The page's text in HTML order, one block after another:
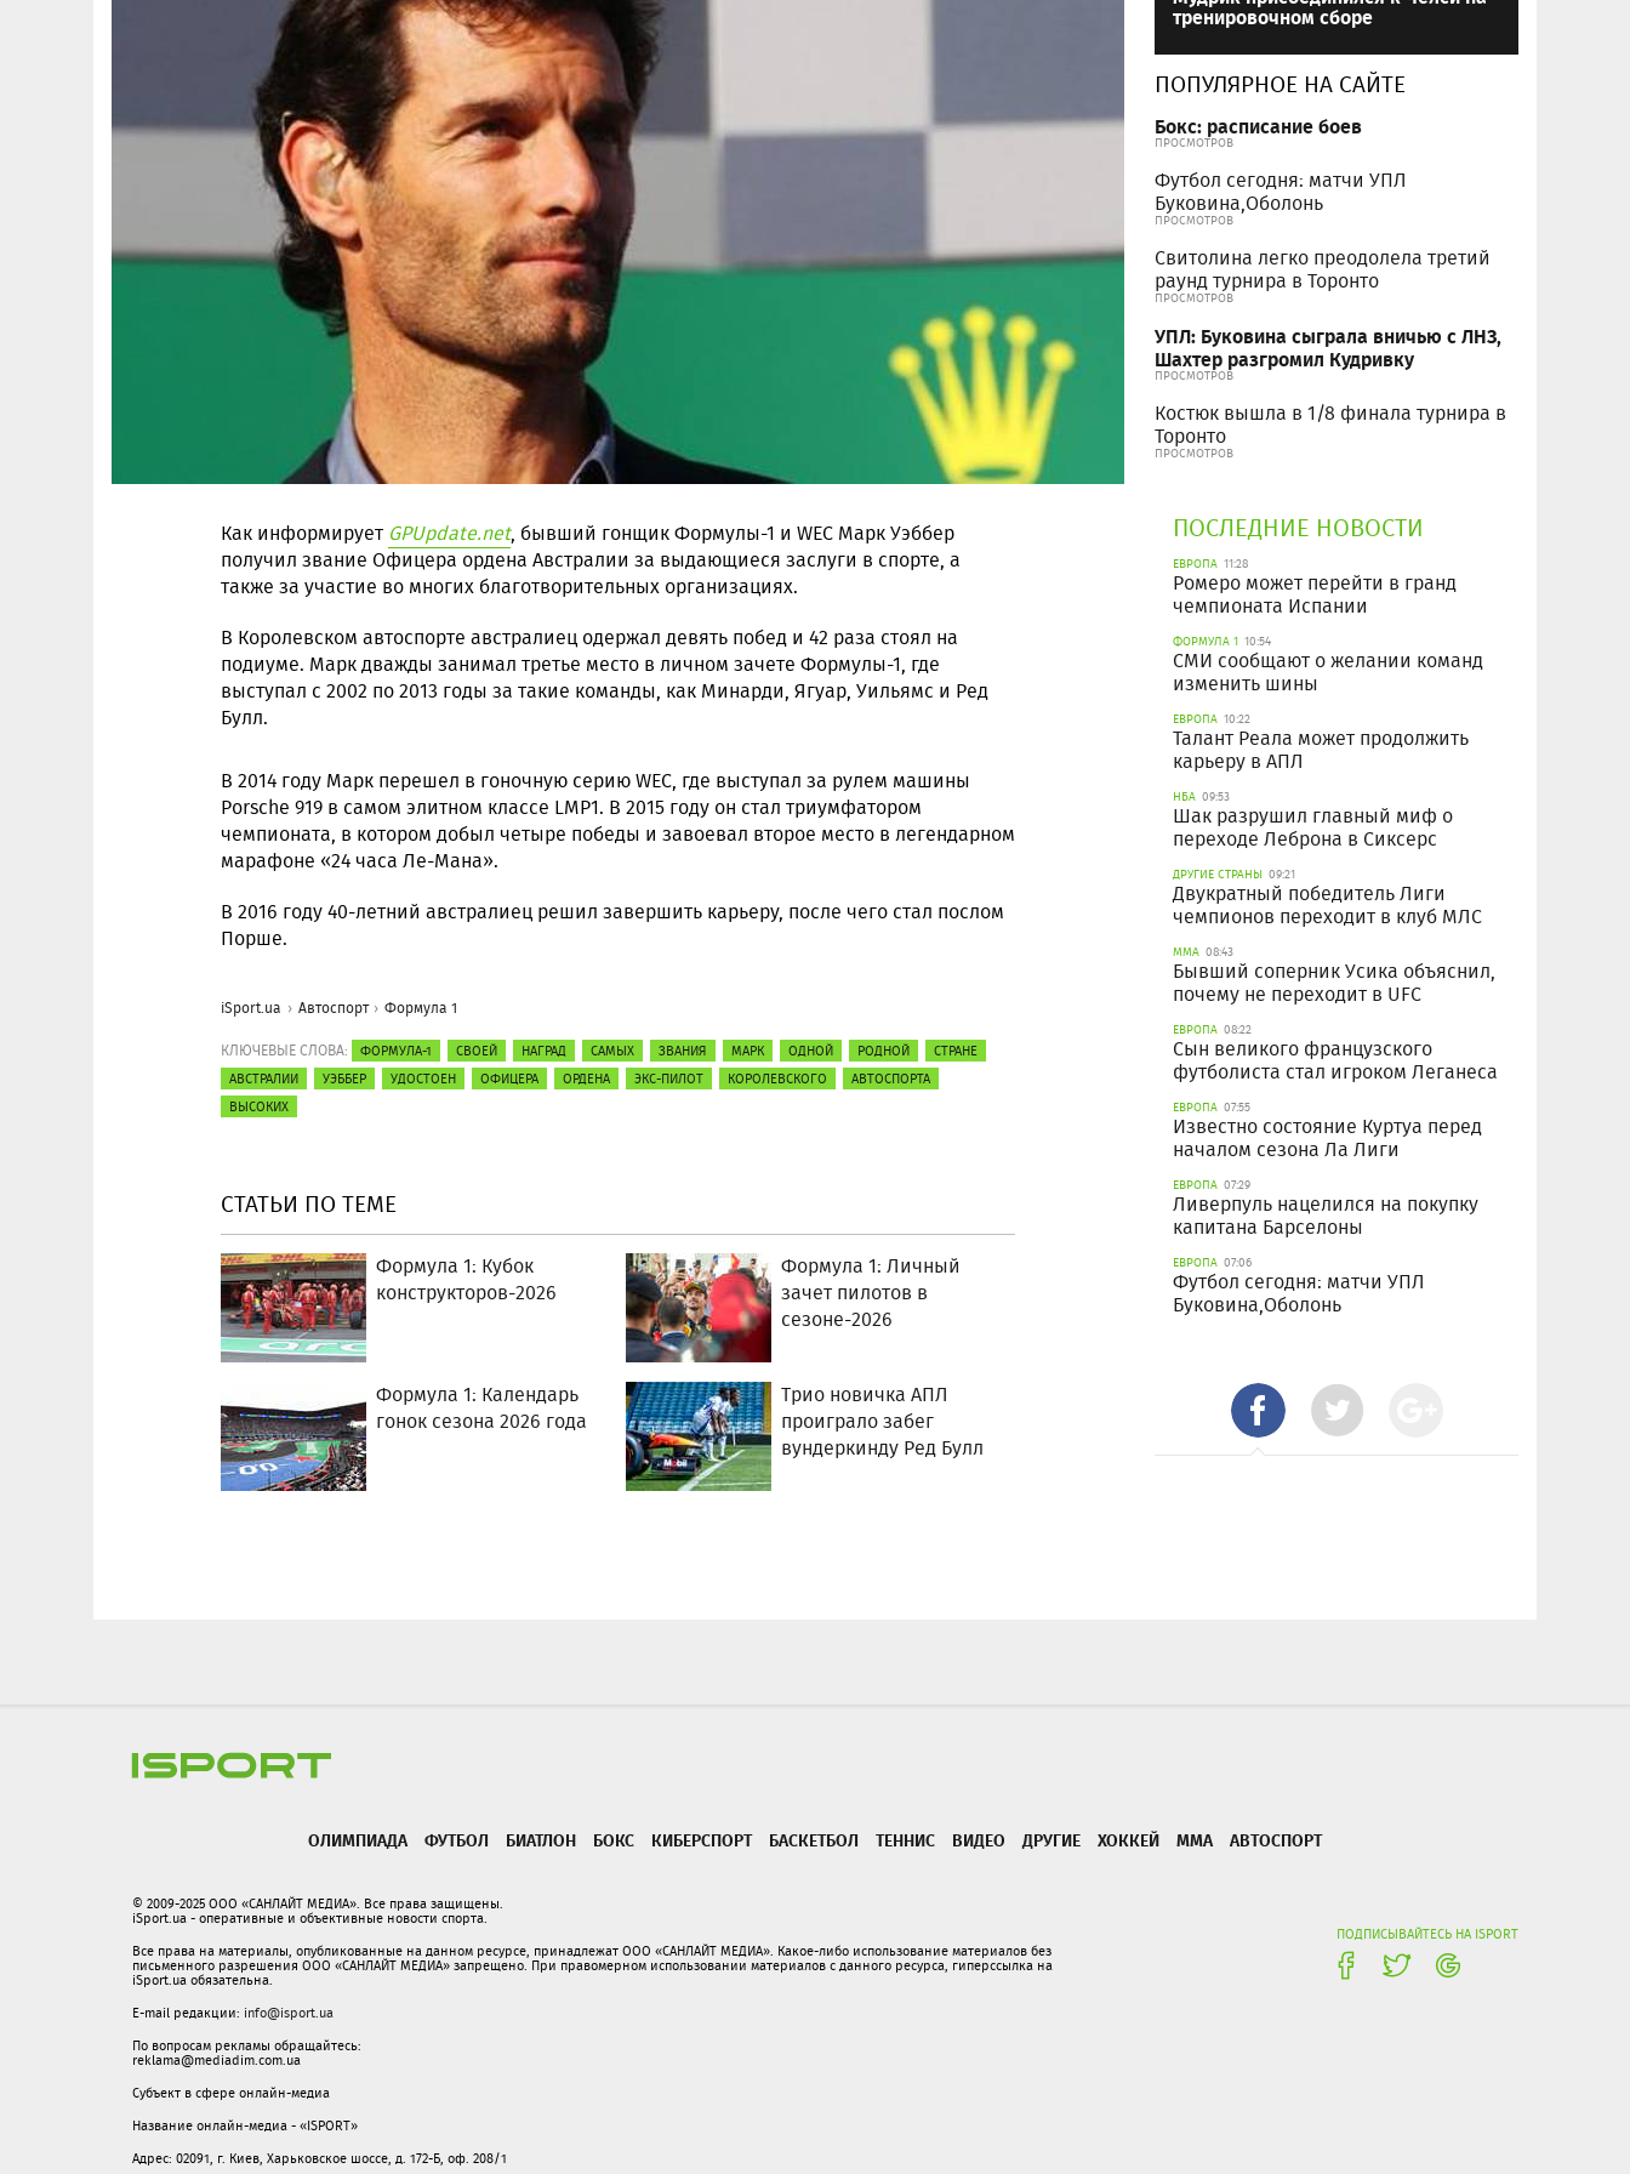
Как информирует GPUpdate.net, бывший гонщик Формулы-1 и WEC Марк Уэббер
получил звание Офицера ордена Австралии за выдающиеся заслуги в спорте, а
также за участие во многих благотворительных организациях.
В Королевском автоспорте австралиец одержал девять побед и 42 раза стоял на
подиуме. Марк дважды занимал третье место в личном зачете Формулы-1, где
выступал с 2002 по 2013 годы за такие команды, как Минарди, Ягуар, Уильямс и Ред
Булл.
В 2014 году Марк перешел в гоночную серию WEC, где выступал за рулем машины
Porsche 919 в самом элитном классе LMP1. В 2015 году он стал триумфатором
чемпионата, в котором добыл четыре победы и завоевал второе место в легендарном
марафоне «24 часа Ле-Мана».
В 2016 году 40-летний австралиец решил завершить карьеру, после чего стал послом
Порше.
iSport.ua Автоспорт Формула 1
КЛЮЧЕВЫЕ СЛОВА: ФОРМУЛА-1 СВОЕЙ НАГРАД САМЫХ ЗВАНИЯ МАРК ОДНОЙ РОДНОЙ
СТРАНЕ
АВСТРАЛИИ
УЭББЕР УДОСТОЕН ОФИЦЕРА ОРДЕНА ЭКС-ПИЛОТ КОРОЛЕВСКОГО
АВТОСПОРТА
ВЫСОКИХ
СТАТЬИ ПО ТЕМЕ
Формула 1: Кубок
конструкторов-2026
Формула 1: Личный
зачет пилотов в
сезоне-2026
Формула 1: Календарь
гонок сезона 2026 года
Трио новичка АПЛ
проиграло забег
вундеркинду Ред Булл
тренировочном сборе
ПОПУЛЯРНОЕ НА САЙТЕ
Бокс: расписание боев
ПРОСМОТРОВ
Футбол сегодня: матчи УПЛ
Буковина,Оболонь
ПРОСМОТРОВ
Свитолина легко преодолела третий
раунд турнира в Торонто
ПРОСМОТРОВ
УПЛ: Буковина сыграла вничью с ЛНЗ,
Шахтер разгромил Кудривку
ПРОСМОТРОВ
Костюк вышла в 1/8 финала турнира в
Торонто
ПРОСМОТРОВ
ПОСЛЕДНИЕ НОВОСТИ
ЕВРОПА 11:28
Ромеро может перейти в гранд
чемпионата Испании
ФОРМУЛА 1 10:54
СМИ сообщают о желании команд
изменить шины
ЕВРОПА 10:22
Талант Реала может продолжить
карьеру в АПЛ
НБА 09:53
Шак разрушил главный миф о
переходе Леброна в Сиксерс
ДРУГИЕ СТРАНЫ 09:21
Двукратный победитель Лиги
чемпионов переходит в клуб МЛС
ММА 08:43
Бывший соперник Усика объяснил,
почему не переходит в UFC
ЕВРОПА 08:22
Сын великого французского
футболиста стал игроком Леганеса
ЕВРОПА 07:55
Известно состояние Куртуа перед
началом сезона Ла Лиги
ЕВРОПА 07:29
Ливерпуль нацелился на покупку
капитана Барселоны
ЕВРОПА 07:06
Футбол сегодня: матчи УПЛ
Буковина,Оболонь
ОЛИМПИАДА ФУТБОЛ БИАТЛОН БОКС КИБЕРСПОРТ БАСКЕТБОЛ ТЕННИС ВИДЕО ДРУГИЕ ХОККЕЙ ММА АВТОСПОРТ
ПОДПИСЫВАЙТЕСЬ НА ISPORT
© 2009-2025 ООО «САНЛАЙТ МЕДИА». Все права защищены.
iSport.ua - оперативные и объективные новости спорта.
Все права на материалы, опубликованные на данном ресурсе, принадлежат ООО «САНЛАЙТ МЕДИА». Какое-либо использование материалов без
письменного разрешения ООО «САНЛАЙТ МЕДИА» запрещено. При правомерном использовании материалов с данного ресурса, гиперссылка на
iSport.ua обязательна.
E-mail редакции: info@isport.ua
По вопросам рекламы обращайтесь:
reklama@mediadim.com.ua
Субъект в сфере онлайн-медиа
Название онлайн-медиа - «ISPORT»
Адрес: 02091, г. Киев, Харьковское шоссе, д. 172-Б, оф. 208/1